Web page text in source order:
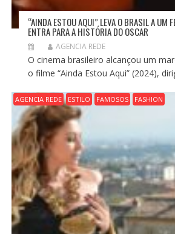
“AINDA ESTOU AQUI” LEVA O BRASIL A UM
ENTRA PARA A HISTÓRIA DO OSCAR
AGENCIA REDE
O cinema brasileiro alcançou um
o filme “Ainda Estou Aqui” (2024),
AGENCIA REDE ESTILO FAMOSOS FASHION